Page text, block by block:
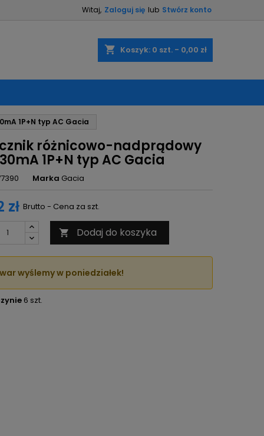
Witaj, Zaloguj się lub Stwórz konto
shopping_cart Koszyk: 0 szt. - 0,00 zł
1P+N typ AC Gacia
różnicowo-nadprądowy
1P+N typ AC Gacia
Marka Gacia
zł Brutto - Cena za szt.
 Dodaj do koszyka
wyślemy w poniedziałek!
6 szt.